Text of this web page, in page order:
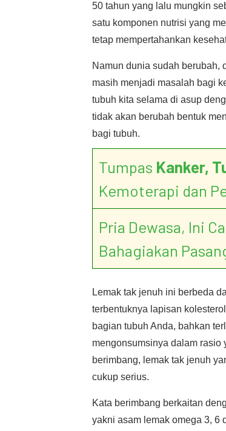
50 tahun yang lalu mungkin
satu komponen nutrisi yang
tetap mempertahankan
Namun dunia sudah berubah,
masih menjadi masalah bagi
tubuh kita selama di asup
tidak akan berubah bentuk
bagi tubuh.
Tumpas Kanker,
Kemoterapi dan
Pria Dewasa, Ini
Bahagiakan
Lemak tak jenuh ini berbeda
terbentuknya lapisan
bagian tubuh Anda, bahkan
mengonsumsinya dalam rasio
berimbang, lemak tak jenuh
cukup serius.
Kata berimbang berkaitan
yakni asam lemak omega 3, 6